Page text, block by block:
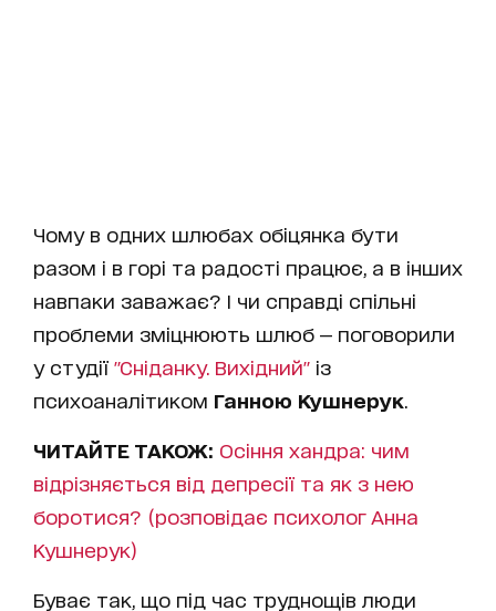
Чому в одних шлюбах обіцянка бути
разом і в горі та радості працює, а в інших
навпаки заважає? І чи справді спільні
проблеми зміцнюють шлюб — поговорили
у студії "Сніданку. Вихідний" із
психоаналітиком Ганною Кушнерук
ЧИТАЙТЕ ТАКОЖ: Осіння хандра: чим
відрізняється від депресії та як з нею
боротися? (розповідає психолог Анна
Кушнерук)
Буває так, що під час труднощів люди